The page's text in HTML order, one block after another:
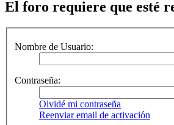
El foro requiere que esté
Nombre de Usuario:
Contraseña:
Olvidé mi contraseña
Reenviar email de activación